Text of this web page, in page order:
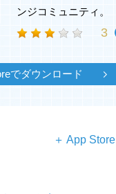
ンジコミュニティ。
3
でダウンロード
＋ App